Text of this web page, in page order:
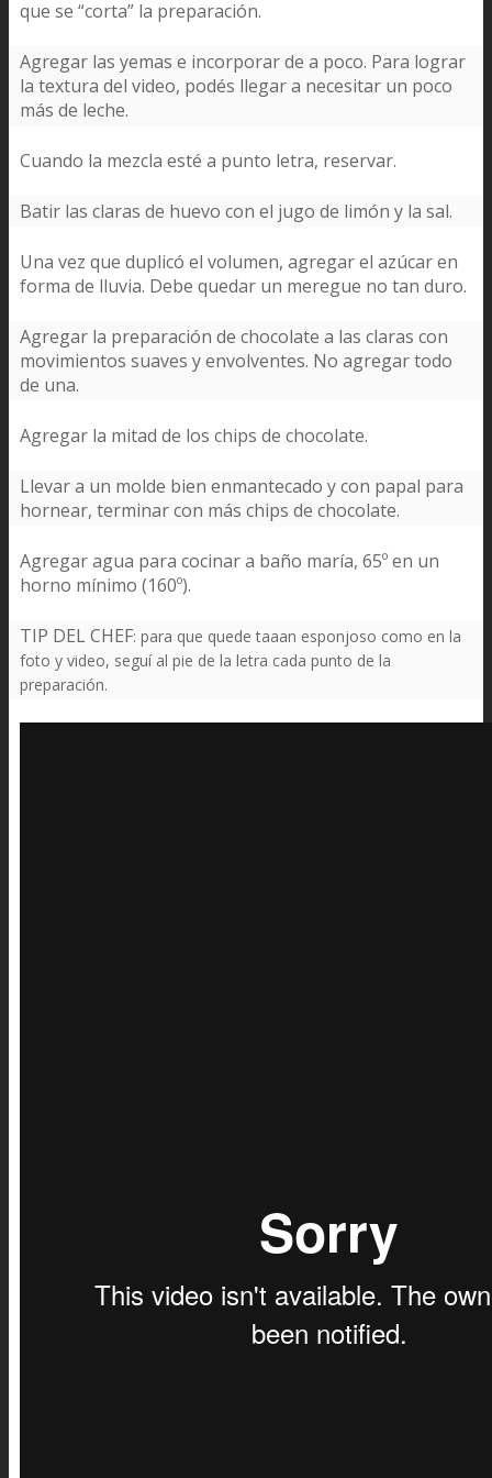
que se “corta” la preparación.
Agregar las yemas e incorporar de a poco. Para lograr
la textura del video, podés llegar a necesitar un poco
más de leche.
Cuando la mezcla esté a punto letra, reservar.
Batir las claras de huevo con el jugo de limón y la sal.
Una vez que duplicó el volumen, agregar el azúcar en
forma de lluvia. Debe quedar un meregue no tan duro.
Agregar la preparación de chocolate a las claras con
movimientos suaves y envolventes. No agregar todo
de una.
Agregar la mitad de los chips de chocolate.
Llevar a un molde bien enmantecado y con papal para
hornear, terminar con más chips de chocolate.
Agregar agua para cocinar a baño maría, 65º en un
horno mínimo (160º).
TIP DEL CHEF: para que quede taaan esponjoso como en la
foto y video, seguí al pie de la letra cada punto de la
preparación.